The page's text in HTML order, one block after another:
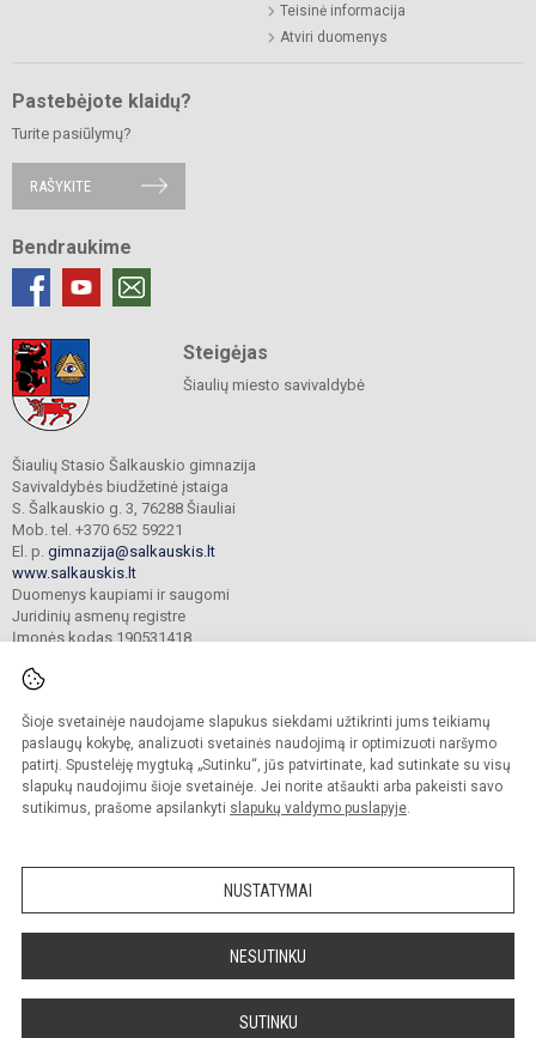
Šioje svetainėje naudojame slapukus siekdami užtikrinti jums teikiamų
paslaugų kokybę, analizuoti svetainės naudojimą ir optimizuoti naršymo
patirtį. Spustelėję mygtuką „Sutinku“, jūs patvirtinate, kad sutinkate su visų
slapukų naudojimu šioje svetainėje. Jei norite atšaukti arba pakeisti savo
sutikimus, prašome apsilankyti slapukų valdymo puslapyje.
NUSTATYMAI
NESUTINKU
SUTINKU
Teisinė informacija
Atviri duomenys
Pastebėjote klaidų?
Turite pasiūlymų?
RAŠYKITE
Bendraukime
Steigėjas
Šiaulių miesto savivaldybė
Šiaulių Stasio Šalkauskio gimnazija
Savivaldybės biudžetinė įstaiga
S. Šalkauskio g. 3, 76288 Šiauliai
Mob. tel. +370 652 59221
El. p. gimnazija@salkauskis.lt
www.salkauskis.lt
Duomenys kaupiami ir saugomi
Juridinių asmenų registre
Įmonės kodas 190531418
© 2024. Šiaulių Stasio Šalkauskio gimnazija. Visos teisės saugomos.
Kopijuoti turinį be raštiško gimnazijos sutikimo griežtai draudžiama.
Prieinamumo paraiška Slapukų valdymas
Sumanus būdas atnaujinti